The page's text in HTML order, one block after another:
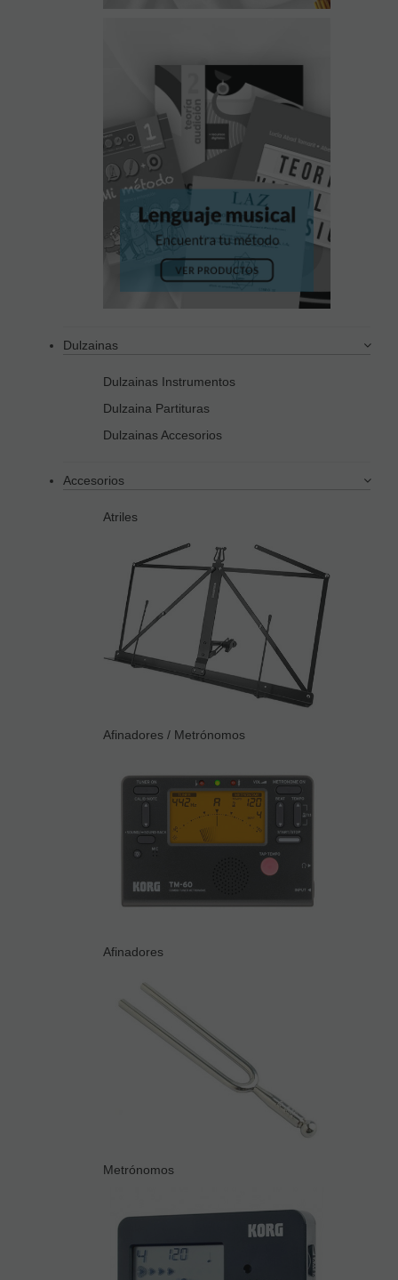
Dulzainas
Dulzainas Instrumentos
Dulzaina Partituras
Dulzainas Accesorios
Accesorios
Atriles
Afinadores / Metrónomos
Afinadores
Metrónomos